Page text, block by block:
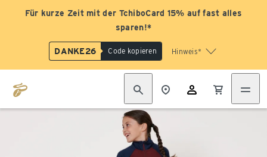
Für kurze Zeit mit der TchiboCard 15% auf fast alles
sparen!*
DANKE26 Code kopieren Hinweis*